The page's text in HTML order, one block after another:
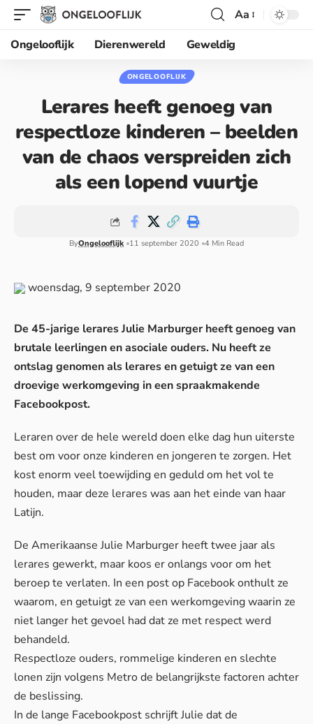
Aa
Ongelooflijk
Dierenwereld Geweldig
ONGELOOFLIJK
Lerares heeft genoeg van
respectloze kinderen – beelden
van de chaos verspreiden zich
als een lopend vuurtje
ByOngelooflijk 11 september 2020 4 Min Read
woensdag, 9 september 2020
De 45-jarige lerares Julie Marburger heeft genoeg van
brutale leerlingen en asociale ouders. Nu heeft ze
ontslag genomen als lerares en getuigt ze van een
droevige werkomgeving in een spraakmakende
Facebookpost.
Leraren over de hele wereld doen elke dag hun uiterste
best om voor onze kinderen en jongeren te zorgen. Het
kost enorm veel toewijding en geduld om het vol te
houden, maar deze lerares was aan het einde van haar
Latijn.
De Amerikaanse Julie Marburger heeft twee jaar als
lerares gewerkt, maar koos er onlangs voor om het
beroep te verlaten. In een post op Facebookonthult ze
waarom, en getuigt ze van een werkomgeving waarin ze
niet langer het gevoel had dat ze met respect werd
behandeld.
Respectloze ouders, rommelige kinderen en slechte
lonen zijn volgens Metro de belangrijkste factoren achter
de beslissing.
In de lange Facebookpost schrijft Julie dat de